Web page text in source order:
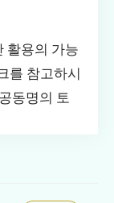
활용의 가능
를 참고하시
동명의 토